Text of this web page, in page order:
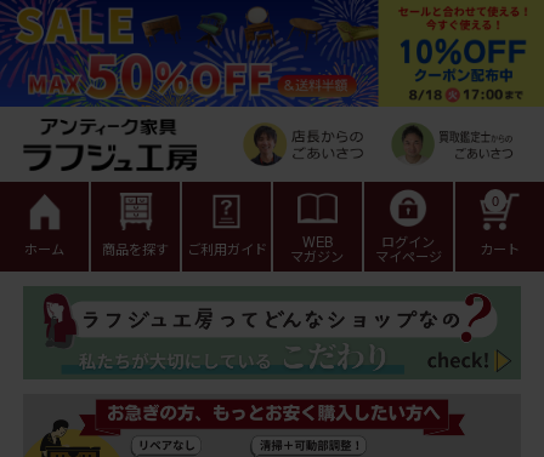
ホーム 商品を探す ご利用ガイド WEB
マガジン
ログイン
マイページ カート
0